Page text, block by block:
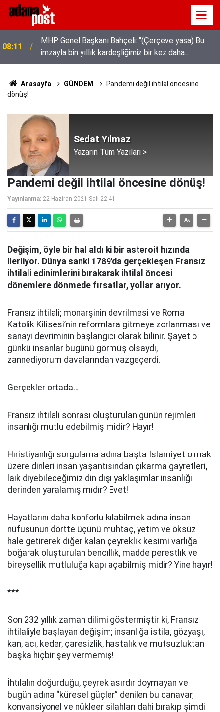
08:11
MHP Genel Başkanı Bahçeli: "(Çerçeve yasa) Bu
imzayla bin yıllık kardeşliğimiz bir kez daha
tescillenmiştir"
Anasayfa GÜNDEM
Pandemi değil ihtilal öncesine
dönüş!
Sedat Yılmaz
Yazarın Tüm Yazıları >
Pandemi değil ihtilal öncesine dönüş!
Yayınlanma: 22 Haziran 2021 Salı 22:41
Değişim, öyle bir hal aldı ki bir asteroit hızında
ilerliyor. Dünya sanki 1789'da gerçekleşen Fransız
ihtilali edinimlerini bırakarak ihtilal öncesi
dönemlere dönmede fırsatlar, yollar arıyor.
Fransız ihtilali; monarşinin devrilmesi ve Roma
Katolik Kilisesi’nin reformlara gitmeye zorlanması ve
sanayi devriminin başlangıcı olarak bilinir. Şayet o
günkü insanlar bugünü görmüş olsaydı,
zannediyorum davalarından vazgeçerdi.
Gerçekler ortada…
Fransız ihtilali sonrası oluşturulan günün rejimleri
insanlığı mutlu edebilmiş midir? Hayır!
Hıristiyanlığı sorgulama adına başta İslamiyet olmak
üzere dinleri insan yaşantısından çıkarma gayretleri,
laik diyebileceğimiz din dışı yaklaşımlar insanlığı
derinden yaralamış mıdır? Evet!
Hayatlarını daha konforlu kılabilmek adına insan
nüfusunun dörtte üçünü muhtaç, yetim ve öksüz
hale getirerek diğer kalan çeyreklik kesimi varlığa
boğarak oluşturulan bencillik, madde perestlik ve
bireysellik mutluluğa kapı açabilmiş midir? Yine hayır!
***
Son 232 yıllık zaman dilimi göstermiştir ki, Fransız
ihtilaliyle başlayan değişim; insanlığa istila, gözyaşı,
kan, acı, keder, çaresizlik, hastalık ve mutsuzluktan
başka hiçbir şey vermemiş!
İhtilalin doğurduğu, çeyrek asırdır doymayan ve
bugün adına “küresel güçler” denilen bu canavar,
konvansiyonel ve nükleer silahları dahi bırakıp şimdi